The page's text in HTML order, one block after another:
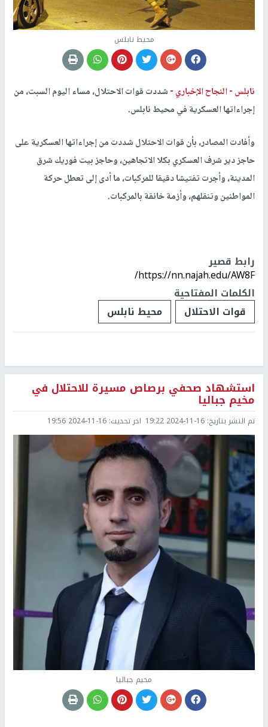
محيط نابلس
نابلس -النجاح الإخباري -شددت قوات الاحتلال، مساء اليوم السبت، من
إجراءاتها العسكرية في محيط نابلس.
وأفادت المصادر، بأن قوات الاحتلال شددت من إجراءاتها العسكرية على
حاجز دير شرف العسكري بكلا الاتجاهين، وحاجز بيت فوريك شرق
المدينة، وأجرت تفتيشا دقيقا للمركبات، ما أدى إلى تعطل حركة
المواطنين وتنقلهم، وأزمة خانقة بالمركبات.
رابط قصير
https://nn.najah.edu/AW8F/
الكلمات المفتاحية
قوات الاحتلال
محيط نابلس
استشهاد صحفي برصاص مسيرة للاحتلال في
مخيم جباليا
تم النشر بتاريخ: 2024-11-16 19:22 اخر تحديث: 2024-11-16 19:56
مخيم جباليا